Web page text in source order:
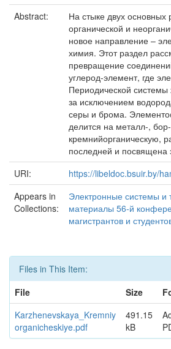
Abstract:
На стыке двух основных
органической и
новое направление –
химия. Этот раздел
превращение
углерод-элемент, где
Периодической системы
за исключением
серы и брома.
делится на металл-,
кремнийорганическую,
последней и посвящена
URI:
https://libeldoc.bsuir.by/
Appears in
Collections:
Электронные системы и
материалы 56-й
магистрантов и
Files in This Item:
File
Size
Karzhenevskaya_Kremniy
organicheskiye.pdf
491.15
kB